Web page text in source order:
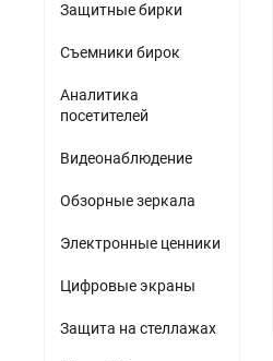
Защитные бирки
Съемники бирок
Аналитика
посетителей
Видеонаблюдение
Обзорные зеркала
Электронные ценники
Цифровые экраны
Защита на стеллажах